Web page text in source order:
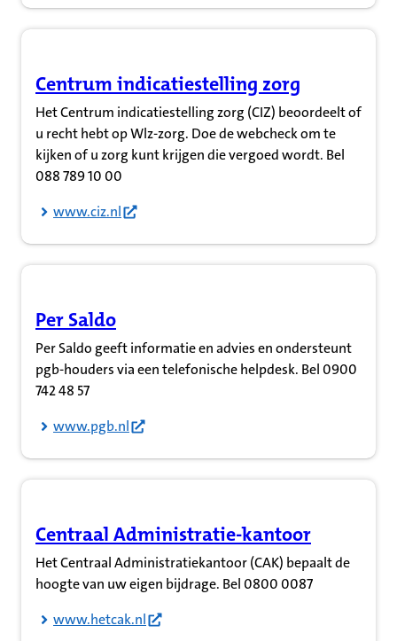
Centrum indicatiestelling zorg
(Opent in nieuw tabblad)
Het Centrum indicatiestelling zorg (CIZ) beoordeelt of
u recht hebt op Wlz-zorg. Doe de webcheck om te
kijken of u zorg kunt krijgen die vergoed wordt. Bel
088 789 10 00
www.ciz.nl
Per Saldo
(Opent in nieuw tabblad)
Per Saldo geeft informatie en advies en ondersteunt
pgb-houders via een telefonische helpdesk. Bel 0900
742 48 57
www.pgb.nl
Centraal Administratie-kantoor
(Opent in nieuw tabblad)
Het Centraal Administratiekantoor (CAK) bepaalt de
hoogte van uw eigen bijdrage. Bel 0800 0087
www.hetcak.nl